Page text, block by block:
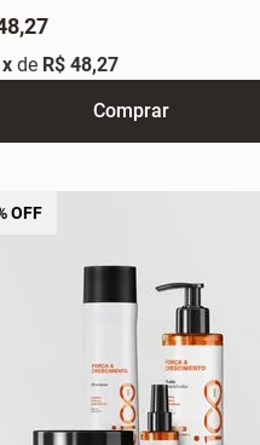
de R$ 48,27
Comprar
OFF